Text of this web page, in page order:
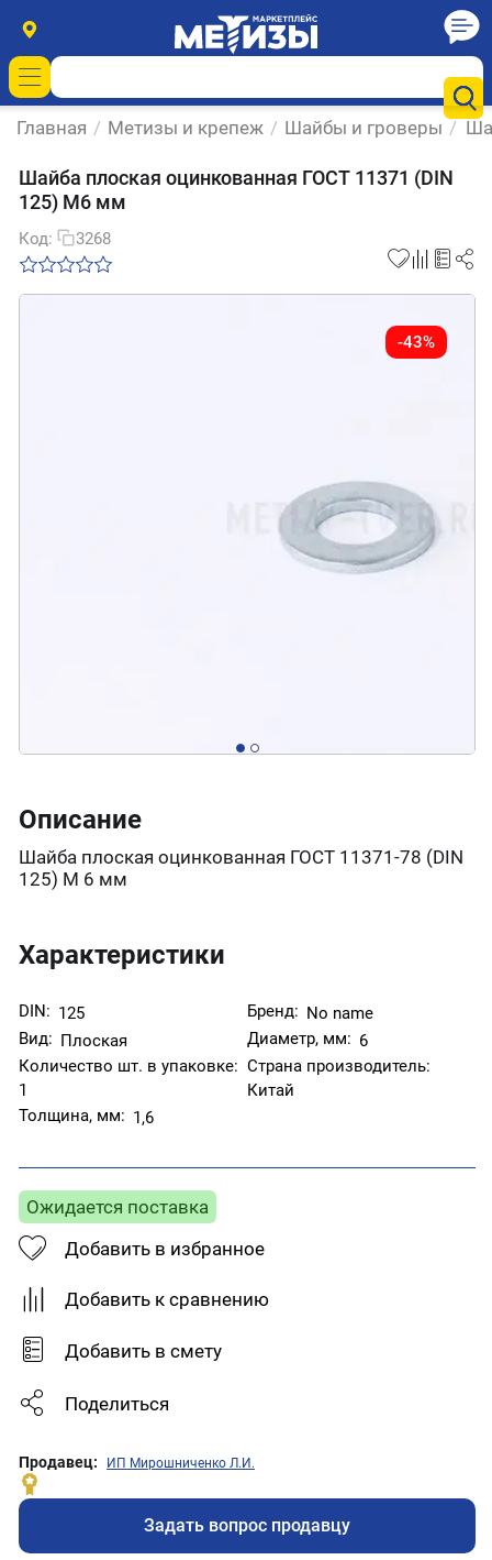
Главная / Метизы и крепеж / Шайбы и гроверы /
Шайба плоская оцинкованная ГОСТ 11371 (DIN
125) М6 мм
Код: 3268
-43%
Описание
Шайба плоская оцинкованная ГОСТ 11371-78 (DIN
125) М 6 мм
Характеристики
DIN: 125 Бренд: No name
Вид: Плоская Диаметр, мм: 6
Количество шт. в упаковке:
1
Страна производитель:
Китай
Толщина, мм: 1,6
Ожидается поставка
Добавить в избранное
Добавить к сравнению
Добавить в смету
Поделиться
Продавец: ИП Мирошниченко Л.И.
Задать вопрос продавцу